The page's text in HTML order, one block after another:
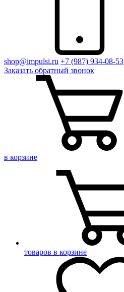
shop@impulsi.ru +7 (987) 934-08-53
Заказать обратный звонок
в корзине
товаров в корзине